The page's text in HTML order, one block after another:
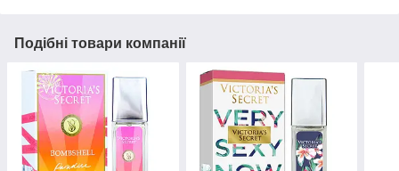
Подібні товари компанії